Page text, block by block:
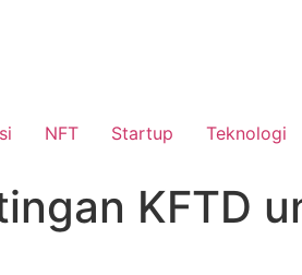
NFT Startup Teknologi
KFTD